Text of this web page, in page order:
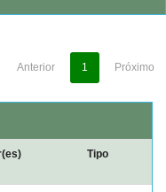
Anterior 1 Próximo
Tipo